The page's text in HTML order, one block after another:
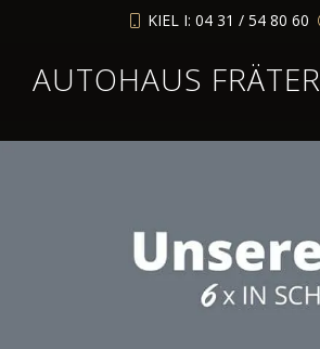
KIEL I: 04 31 / 54 80 60
AUTOHAUS FRÄTER